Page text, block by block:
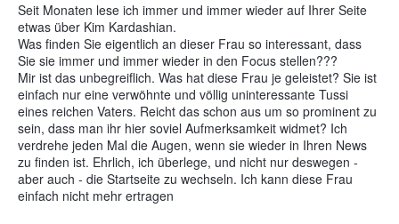
Seit Monaten lese ich immer und immer wieder auf Ihrer Seite
etwas über Kim Kardashian.
Was finden Sie eigentlich an dieser Frau so interessant, dass
Sie sie immer und immer wieder in den Focus stellen???
Mir ist das unbegreiflich. Was hat diese Frau je geleistet? Sie ist
einfach nur eine verwöhnte und völlig uninteressante Tussi
eines reichen Vaters. Reicht das schon aus um so prominent zu
sein, dass man ihr hier soviel Aufmerksamkeit widmet? Ich
verdrehe jeden Mal die Augen, wenn sie wieder in Ihren News
zu finden ist. Ehrlich, ich überlege, und nicht nur deswegen -
aber auch - die Startseite zu wechseln. Ich kann diese Frau
einfach nicht mehr ertragen